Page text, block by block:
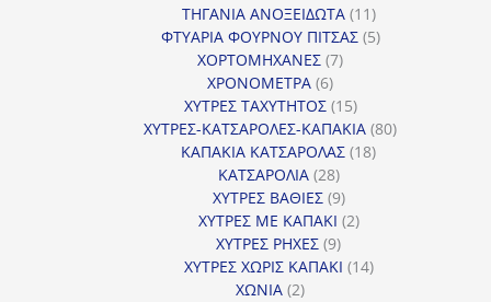
προϊόντα
ΤΗΓΑΝΙΑ ΑΝΟΞΕΙΔΩΤΑ 1111
προϊόντα
ΦΤΥΑΡΙΑ ΦΟΥΡΝΟΥ ΠΙΤΣΑΣ 55
ΧΟΡΤΟΜΗΧΑΝΕΣ 77
ΧΡΟΝΟΜΕΤΡΑ 66
προϊόντα
ΧΥΤΡΕΣ ΤΑΧΥΤΗΤΟΣ 1515
προϊόντα
ΧΥΤΡΕΣ-ΚΑΤΣΑΡΟΛΕΣ-ΚΑΠΑΚΙΑ 8080
ΚΑΠΑΚΙΑ ΚΑΤΣΑΡΟΛΑΣ 1818
ΚΑΤΣΑΡΟΛΙΑ 2828
προϊόντα
ΧΥΤΡΕΣ ΒΑΘΙΕΣ 99
προϊόντα
ΧΥΤΡΕΣ ΜΕ ΚΑΠΑΚΙ 22
ΧΥΤΡΕΣ ΡΗΧΕΣ 99
προϊόντα
ΧΥΤΡΕΣ ΧΩΡΙΣ ΚΑΠΑΚΙ 1414
ΧΩΝΙΑ 22